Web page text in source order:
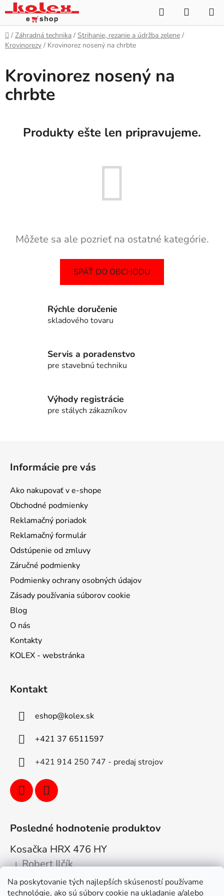
Na poskytovanie tých najlepších skúseností používame
technológie, ako sú súbory cookie na ukladanie a/alebo
Prejsť
na
obsah
Hľadať
KOŠÍK
Domov
/ Záhradná technika / Strihanie, rezanie a údržba zelene /
Krovinorezy / Krovinorez nosený na chrbte
Krovinorez nosený na
chrbte
Produkty ešte len pripravujeme.
Môžete sa ale pozrieť na ostatné kategórie.
SPÄŤ DO OBCHODU
Rýchle doručenie
skladového tovaru
Servis a poradenstvo
pre stavebnú techniku
Výhody registrácie
pre stálych zákazníkov
Informácie pre vás
Ako nakupovať v e-shope
Obchodné podmienky
Reklamačný poriadok
Reklamačný formulár
Odstúpenie od zmluvy
Záručné podmienky
Podmienky ochrany osobných údajov
Zásady používania súborov cookie
Blog
O nás
Kontakty
KOLEX - webstránka
Kontakt
eshop@kolex.sk
+421 37 6511597
+421 914 250 747 - predaj strojov
Posledné hodnotenie produktov
Kosačka HRX 476 HY
Hodnotenie produktu je 5 z 5 hviezdičiek.
| Robert Ilčík
Super. Odporúčam